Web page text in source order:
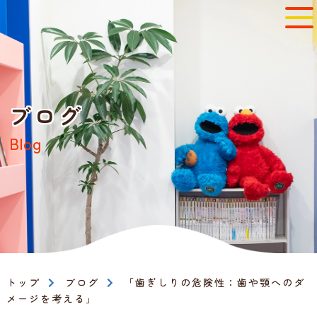
ブログ
Blog
トップ ブログ
「歯ぎしりの危険性：歯や顎へのダ
メージを考える」